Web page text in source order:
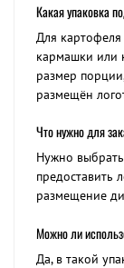
Какая упаковка
Для
кармашки или
размер
размещён
Что нужно для
Нужно
предоставить
размещение
Можно ли
Да, в такой